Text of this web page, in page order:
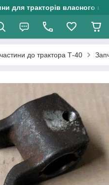
для тракторів власного
до трактора Т-40